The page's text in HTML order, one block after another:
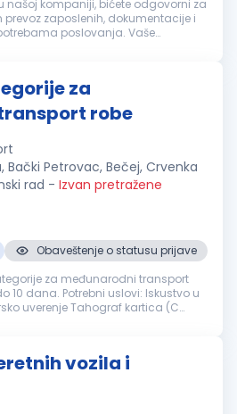
našoj kompaniji, bićete odgovorni za
zaposlenih, dokumentacije i
poslovanja. Vaše
za
robe
Bački Petrovac, Bečej, Crvenka
rad - Izvan pretražene
Obaveštenje o statusu prijave
za međunarodni transport
Potrebni uslovi: Iskustvo u
uverenje Tahograf kartica (C
vozila i